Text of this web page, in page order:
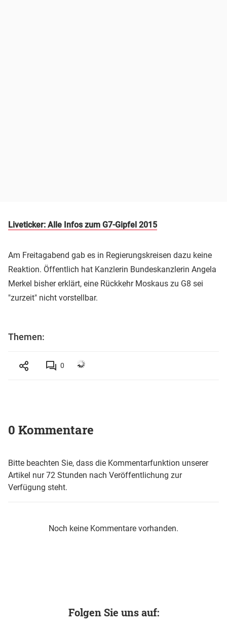
Liveticker: Alle Infos zum G7-Gipfel 2015
Am Freitagabend gab es in Regierungskreisen dazu keine
Reaktion. Öffentlich hat Kanzlerin Bundeskanzlerin Angela
Merkel bisher erklärt, eine Rückkehr Moskaus zu G8 sei
"zurzeit" nicht vorstellbar.
Themen:
0
0 Kommentare
Bitte beachten Sie, dass die Kommentarfunktion unserer
Artikel nur 72 Stunden nach Veröffentlichung zur
Verfügung steht.
Noch keine Kommentare vorhanden.
Folgen Sie uns auf: